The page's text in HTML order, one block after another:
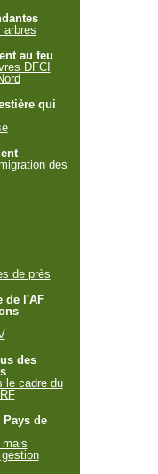
arbres
au feu
DFCI
qui
des
de près
de l'AF
des
le cadre du
de